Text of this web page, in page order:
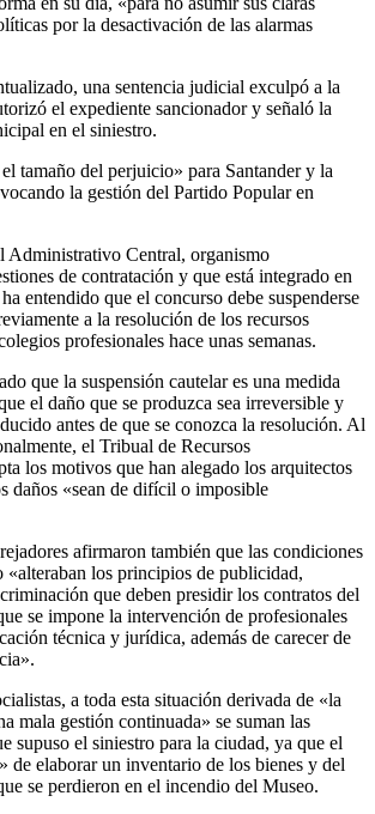
por la desactivación de las alarmas
una sentencia judicial exculpó a la
el expediente sancionador y señaló la
en el siniestro.
tamaño del perjuicio» para Santander y la
la gestión del Partido Popular en
Administrativo Central, organismo
de contratación y que está integrado en
entendido que el concurso debe suspenderse
a la resolución de los recursos
profesionales hace unas semanas.
que la suspensión cautelar es una medida
el daño que se produzca sea irreversible y
antes de que se conozca la resolución. Al
el Tribual de Recursos
los motivos que han alegado los arquitectos
daños «sean de difícil o imposible
afirmaron también que las condiciones
«alteraban los principios de publicidad,
que deben presidir los contratos del
se impone la intervención de profesionales
técnica y jurídica, además de carecer de
a toda esta situación derivada de «la
mala gestión continuada» se suman las
supuso el siniestro para la ciudad, ya que el
de elaborar un inventario de los bienes y del
se perdieron en el incendio del Museo.